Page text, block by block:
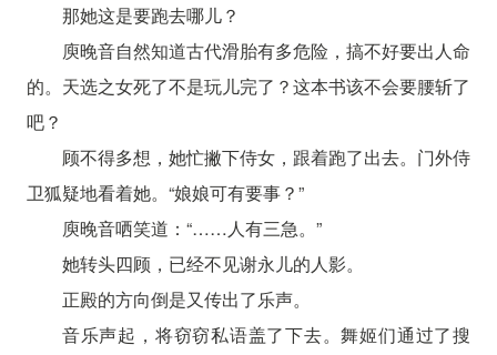
那她这是要跑去哪儿？
庾晚音自然知道古代滑胎有多危险，搞不好要出人命
的。天选之女死了不是玩儿完了？这本书该不会要腰斩了
吧？
顾不得多想，她忙撇下侍女，跟着跑了出去。门外侍
卫狐疑地看着她。“娘娘可有要事？”
庾晚音哂笑道：“……人有三急。”
她转头四顾，已经不见谢永儿的人影。
正殿的方向倒是又传出了乐声。
音乐声起，将窃窃私语盖了下去。舞姬们通过了搜